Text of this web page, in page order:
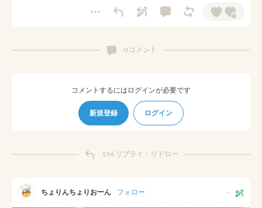
0 コメント
コメントするにはログインが必要です
新規登録 ログイン
196 リプライ・リドロー
ちょりんちょりおーん フォロー --